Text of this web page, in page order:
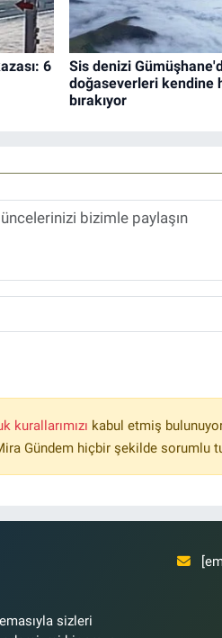
6
Sis denizi
doğaseverleri kendine
bırakıyor
kurallarımızı kabul etmiş
Gündem hiçbir şekilde sorumlu
sizleri